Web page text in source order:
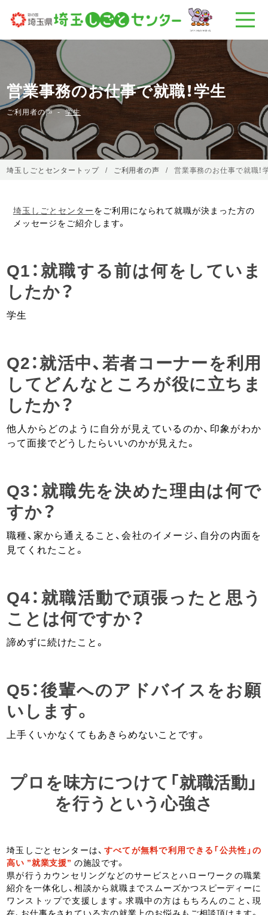
営業事務のお仕事で就職！学生
ご利用者の声 学生
埼玉しごとセンタートップ ご利用者の声 営業事務のお仕事で就職！
埼玉しごとセンターをご利用になられて就職が決まった方の
メッセージをご紹介します。
Q1：就職する前は何をしていま
したか？
学生
Q2：就活中、若者コーナーを利用
してどんなところが役に立ちま
したか？
他人からどのように自分が見えているのか、印象がわか
って面接でどうしたらいいのかが見えた。
Q3：就職先を決めた理由は何で
すか？
職種、家から通えること、会社のイメージ、自分の内面を
見てくれたこと。
Q4：就職活動で頑張ったと思う
ことは何ですか？
諦めずに続けたこと。
Q5：後輩へのアドバイスをお願
いします。
上手くいかなくてもあきらめないことです。
プロを味方につけて「就職活動」
を行うという心強さ
埼玉しごとセンターは、 すべてが無料で利用できる「公共性」の
高い ”就業支援” の施設です。
県が行うカウンセリングなどのサービスとハローワークの職業
紹介を一体化し、相談から就職までスムーズかつスピーディーに
ワンストップで支援します。求職中の方はもちろんのこと、現
在、お仕事をされている方の就業上のお悩みもご相談頂けます。